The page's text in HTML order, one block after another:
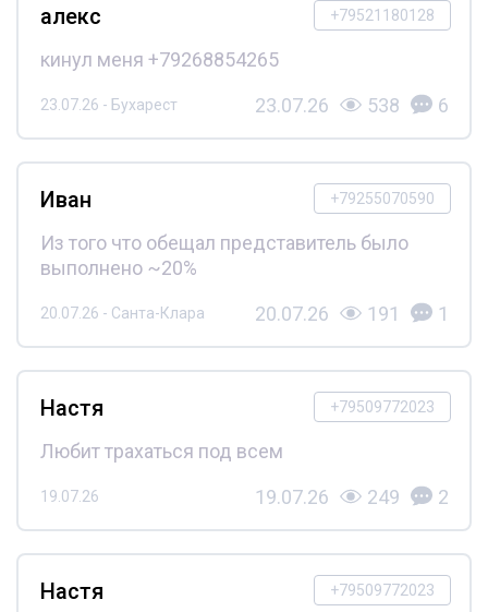
+79521180128
алекс
кинул меня +79268854265
23.07.26 - Бухарест 23.07.26 538 6
+79255070590
Иван
Из того что обещал представитель было
выполнено ~20%
20.07.26 - Санта-Клара 20.07.26 191 1
+79509772023
Настя
Любит трахаться под всем
19.07.26 19.07.26 249 2
+79509772023
Настя